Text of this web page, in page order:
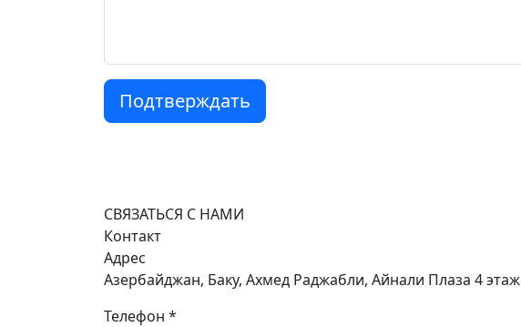
Подтверждать
СВЯЗАТЬСЯ С НАМИ
Контакт
Адрес
Азербайджан, Баку, Ахмед Раджабли, Айнали Плаза 4 этаж
Телефон *